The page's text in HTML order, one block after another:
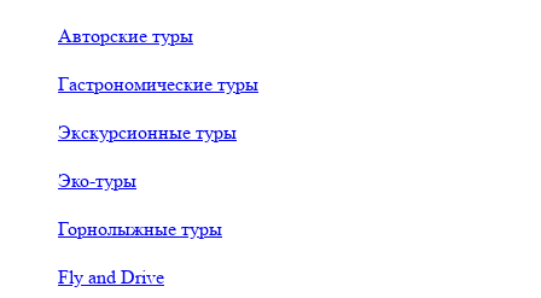
Авторские туры
Гастрономические туры
Экскурсионные туры
Эко-туры
Горнолыжные туры
Fly and Drive